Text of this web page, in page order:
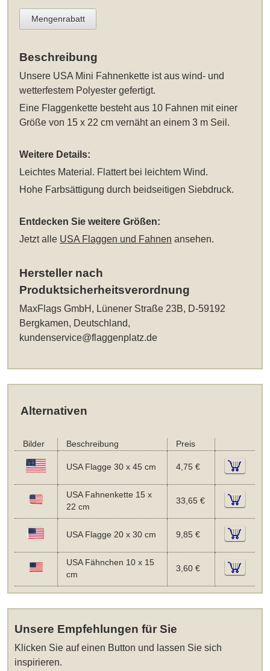
Mengenrabatt
Beschreibung
Unsere USA Mini Fahnenkette ist aus wind- und
wetterfestem Polyester gefertigt.
Eine Flaggenkette besteht aus 10 Fahnen mit einer
Größe von 15 x 22 cm vernäht an einem 3 m Seil.
Weitere Details:
Leichtes Material. Flattert bei leichtem Wind.
Hohe Farbsättigung durch beidseitigen Siebdruck.
Entdecken Sie weitere Größen:
Jetzt alle USA Flaggen und Fahnen ansehen.
Hersteller nach
Produktsicherheitsverordnung
MaxFlags GmbH, Lünener Straße 23B, D-59192
Bergkamen, Deutschland,
kundenservice@flaggenplatz.de
Alternativen
Bilder Beschreibung Preis
USA Flagge 30 x 45 cm 4,75 €
USA Fahnenkette 15 x
22 cm
33,65 €
USA Flagge 20 x 30 cm 9,85 €
USA Fähnchen 10 x 15
cm
3,60 €
Unsere Empfehlungen für Sie
Klicken Sie auf einen Button und lassen Sie sich
inspirieren.